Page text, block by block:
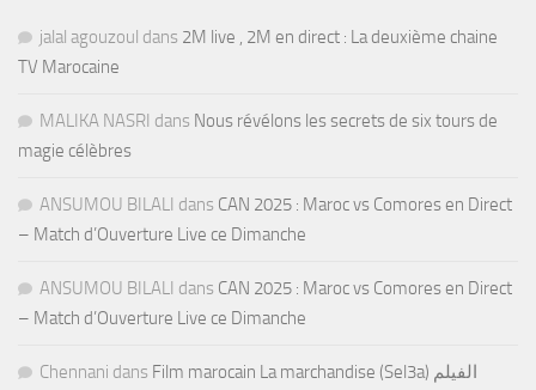
jalal agouzoul dans 2M live , 2M en direct : La deuxième chaine
TV Marocaine
MALIKA NASRI dans Nous révélons les secrets de six tours de
magie célèbres
ANSUMOU BILALI dans CAN 2025 : Maroc vs Comores en Direct
– Match d’Ouverture Live ce Dimanche
ANSUMOU BILALI dans CAN 2025 : Maroc vs Comores en Direct
– Match d’Ouverture Live ce Dimanche
Chennani dans Film marocain La marchandise (Sel3a) الفيلم